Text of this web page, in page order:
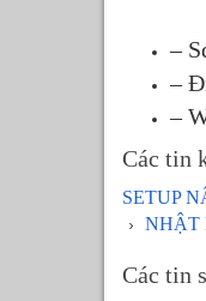
–
–
–
Các tin
SETUP
NHẬT
Các tin